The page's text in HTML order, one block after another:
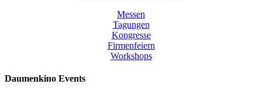
Messen
Tagungen
Kongresse
Firmenfeiern
Workshops
Daumenkino Events